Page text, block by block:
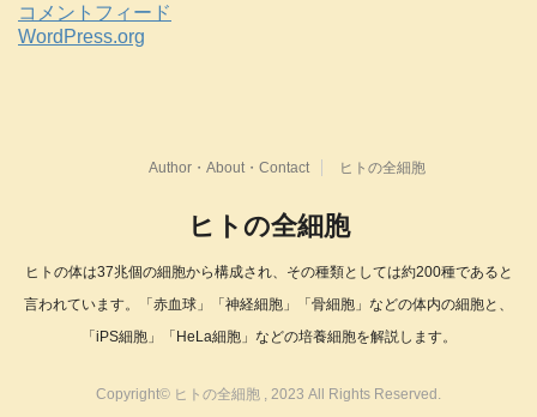
コメントフィード
WordPress.org
Author・About・Contact ヒトの全細胞
ヒトの全細胞
ヒトの体は37兆個の細胞から構成され、その種類としては約200種であると
言われています。「赤血球」「神経細胞」「骨細胞」などの体内の細胞と、
「iPS細胞」「HeLa細胞」などの培養細胞を解説します。
Copyright© ヒトの全細胞 , 2023 All Rights Reserved.